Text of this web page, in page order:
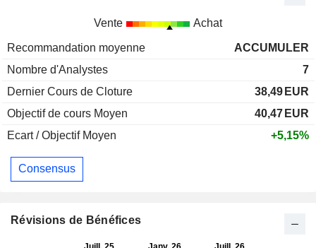
Vente Achat
Recommandation moyenne
ACCUMULER
Nombre d'Analystes
7
Dernier Cours de Cloture
38,49 EUR
Objectif de cours Moyen
40,47 EUR
Ecart / Objectif Moyen
+5,15%
Consensus
Révisions de Bénéfices